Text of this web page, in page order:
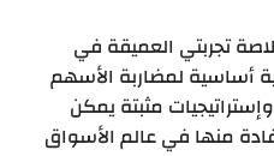
تجربتي العميقة في
أساسية لمضاربة الأسهم
مثبتة يمكن
منها في عالم الأسواق